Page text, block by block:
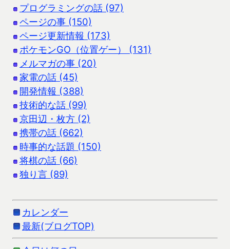
プログラミングの話 (97)
ページの事 (150)
ページ更新情報 (173)
ポケモンGO（位置ゲー） (131)
メルマガの事 (20)
家電の話 (45)
開発情報 (388)
技術的な話 (99)
京田辺・枚方 (2)
携帯の話 (662)
時事的な話題 (150)
将棋の話 (66)
独り言 (89)
カレンダー
最新(ブログTOP)